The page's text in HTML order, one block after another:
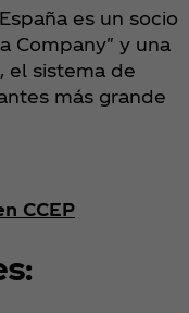
es un socio
Company" y una
el sistema de
más grande
CCEP